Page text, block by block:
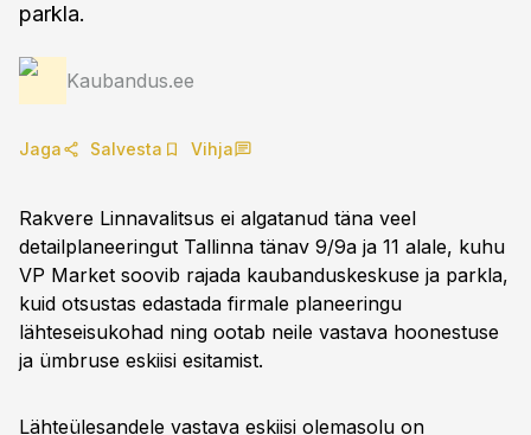
parkla.
Kaubandus.ee
Jaga Salvesta Vihja
Rakvere Linnavalitsus ei algatanud täna veel
detailplaneeringut Tallinna tänav 9/9a ja 11 alale, kuhu
VP Market soovib rajada kaubanduskeskuse ja parkla,
kuid otsustas edastada firmale planeeringu
lähteseisukohad ning ootab neile vastava hoonestuse
ja ümbruse eskiisi esitamist.
Lähteülesandele vastava eskiisi olemasolu on